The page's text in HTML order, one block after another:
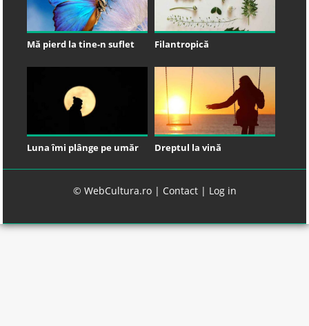
Mă pierd la tine-n suflet Filantropică
Luna îmi plânge pe umăr Dreptul la vină
© WebCultura.ro | Contact| Log in